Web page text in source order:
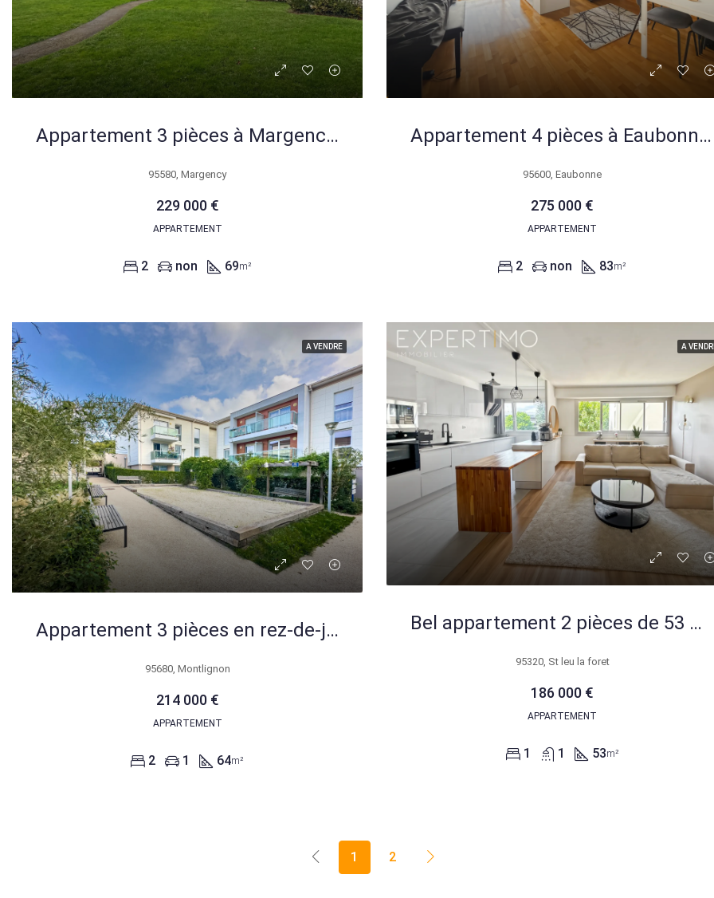
Appartement 3 pièces à Margency avec balcon et vue dégagée
95580, Margency
229 000 €
APPARTEMENT
2 non 69m²
Appartement 4 pièces à Eaubonne proche gare, cave et parking, 83 m²
95600, Eaubonne
275 000 €
APPARTEMENT
2 non 83m²
A VENDRE
Appartement 3 pièces en rez-de-jardin à Montlignon – Résidence récente avec jardin privé
95680, Montlignon
214 000 €
APPARTEMENT
2 1 64m²
A
Bel appartement 2 pièces de 53 m² à Saint-Leu-la-Forêt proche gare
95320, St leu la foret
186 000 €
APPARTEMENT
1 1 53m²
1 2